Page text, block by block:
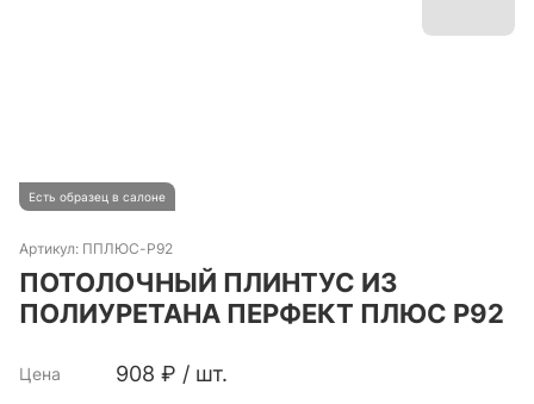
Есть образец в салоне
Артикул: ППЛЮС-P92
ПОТОЛОЧНЫЙ ПЛИНТУС ИЗ
ПОЛИУРЕТАНА ПЕРФЕКТ ПЛЮС P92
Цена 908 ₽ / шт.